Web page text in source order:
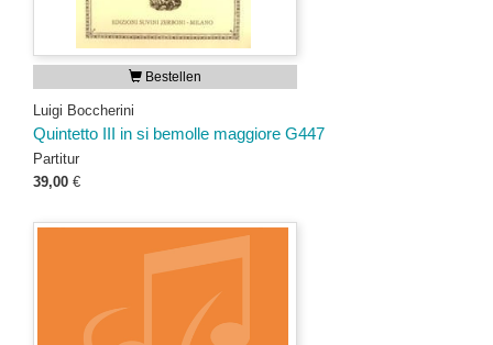
Bestellen
Luigi Boccherini
Quintetto III in si bemolle maggiore G447
Partitur
39,00 €